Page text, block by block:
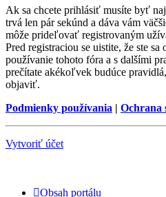
Ak sa chcete prihlásiť musíte byť
trvá len pár sekúnd a dáva vám
môže prideľovať registrovaným
Pred registraciou se uistite, že ste
používanie tohoto fóra a s dalšími
prečítate akékoľvek budúce
objaviť.
Podmienky používania | Ochrana
Vytvoriť účet
Obsah portálu